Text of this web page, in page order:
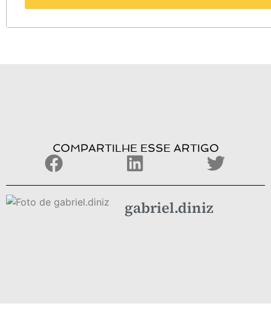
COMPARTILHE ESSE ARTIGO
gabriel.diniz